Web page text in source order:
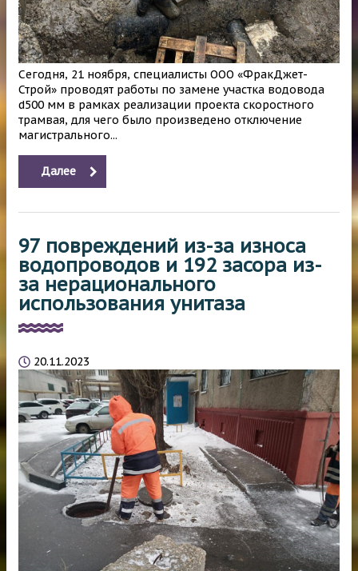
Сегодня, 21 ноября, специалисты ООО «ФракДжет-
Строй» проводят работы по замене участка водовода
d500 мм в рамках реализации проекта скоростного
трамвая, для чего было произведено отключение
магистрального...
Далее
97 повреждений из-за износа
водопроводов и 192 засора из-
за нерационального
использования унитаза
20.11.2023